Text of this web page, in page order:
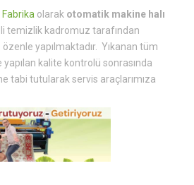
Fabrika olarak otomatik makine halı
temizlik kadromuz tarafından
yapılmaktadır. Yıkanan tüm
kalite kontrolü sonrasında
tabi tutularak servis araçlarımıza